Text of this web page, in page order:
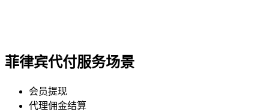
菲律宾代付服务场景
会员提现
代理佣金结算